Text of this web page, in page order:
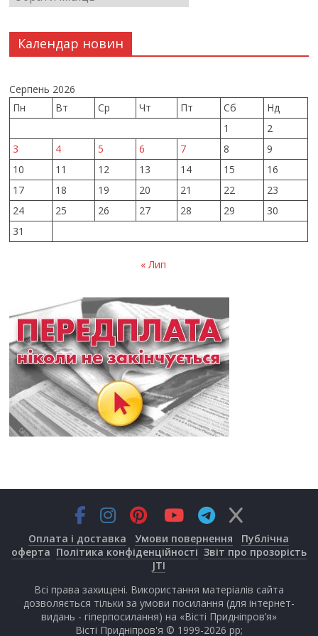
Календар новин
Серпень 2026
Пн
Вт Ср Чт Пт Сб
Нд
1
2
3
4 5 6 7 8
9
10
11 12 13 14 15
16
17
18 19 20 21 22
23
24
25 26 27 28 29
30
31
« Лип
Оплата і доставка Умови повернення
Публічна
оферта Політика конфіденційності Звіт про прозорість
JTI
Всі права захищені. Використання матеріалів сайта
дозволяється тільки за умови посилання (для інтернет-
видань - гіперпосилання) на «Вісті Придніпров’я»
Вісті Придніпров'я © 1999-2026 рр;